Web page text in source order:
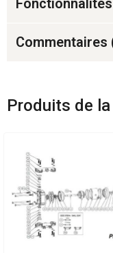
Fonctionnalités
Commentaires
Produits de